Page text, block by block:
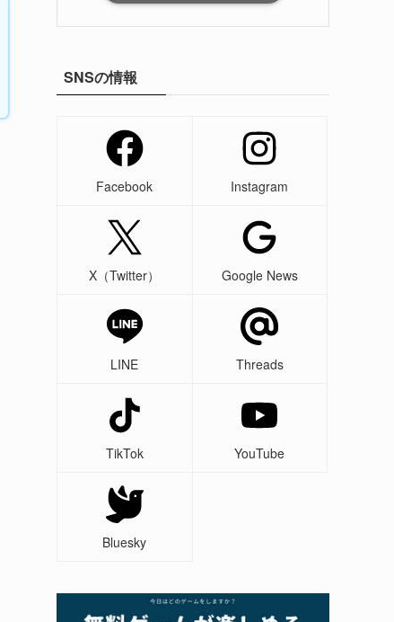
SNSの情報
Facebook Instagram
X（Twitter） Google News
LINE Threads
TikTok YouTube
Bluesky